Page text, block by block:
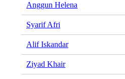
Anggun Helena
Syarif Afri
Alif Iskandar
Ziyad Khair